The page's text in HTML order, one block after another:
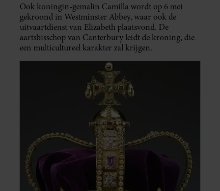
Ook koningin-gemalin Camilla wordt op 6 mei
gekroond in Westminster Abbey, waar ook de
uitvaartdienst van Elizabeth plaatsvond. De
aartsbisschop van Canterbury leidt de kroning, die
een multicultureel karakter zal krijgen.